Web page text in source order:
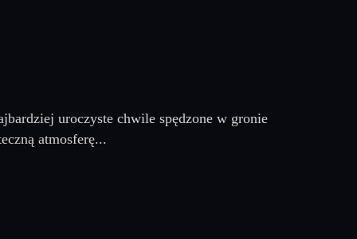
uroczyste chwile spędzone w gronie
atmosferę...